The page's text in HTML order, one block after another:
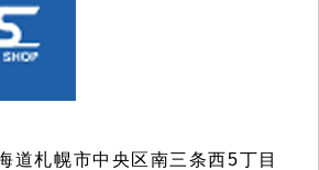
札幌市中央区南三条西5丁目